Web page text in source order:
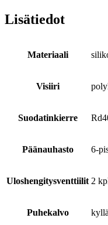
Lisätiedot
Materiaali
Visiiri
Suodatinkierre
Päänauhasto 6-
Uloshengitysventtiilit 2
Puhekalvo